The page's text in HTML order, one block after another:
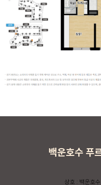
백운호수 푸
상호 : 백운호